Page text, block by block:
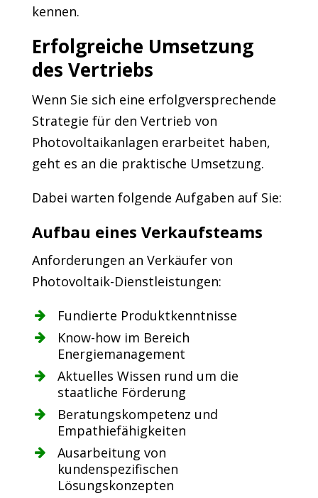
kennen.
Erfolgreiche Umsetzung
des Vertriebs
Wenn Sie sich eine erfolgversprechende
Strategie für den Vertrieb von
Photovoltaikanlagen erarbeitet haben,
geht es an die praktische Umsetzung.
Dabei warten folgende Aufgaben auf Sie:
Aufbau eines Verkaufsteams
Anforderungen an Verkäufer von
Photovoltaik-Dienstleistungen:
Fundierte Produktkenntnisse
Know-how im Bereich
Energiemanagement
Aktuelles Wissen rund um die
staatliche Förderung
Beratungskompetenz und
Empathiefähigkeiten
Ausarbeitung von
kundenspezifischen
Lösungskonzepten